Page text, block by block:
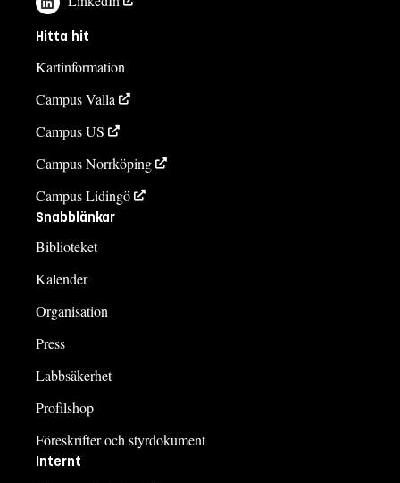
Hitta hit
Kartinformation
Campus Valla
Campus US
Campus Norrköping
Campus Lidingö
Snabblänkar
Biblioteket
Kalender
Organisation
Press
Labbsäkerhet
Profilshop
Föreskrifter och styrdokument
Internt